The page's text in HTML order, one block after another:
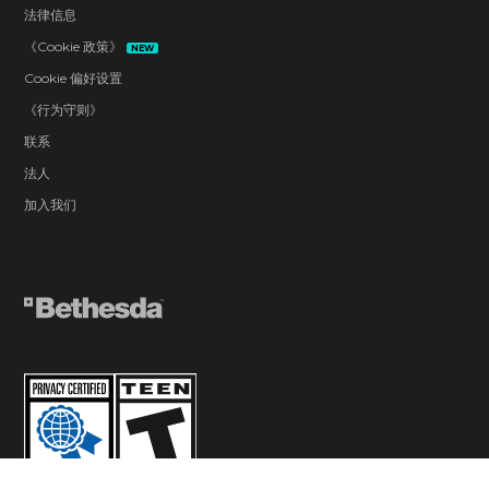
法律信息
《Cookie 政策》
NEW
Cookie 偏好设置
《行为守则》
联系
法人
加入我们